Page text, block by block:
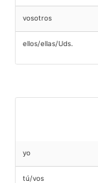
vosotros
ellos/ellas/Uds.
yo
tú/vos